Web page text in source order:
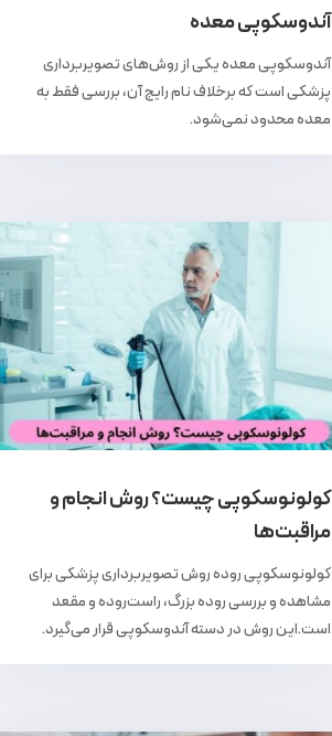
آندوسکوپی معده
آندوسکوپی معده یکی از روش‌های تصویربرداری
پزشکی است که برخلاف نام رایج آن، بررسی فقط به
معده محدود نمی‌شود.
کولونوسکوپی چیست؟ روش انجام و
مراقبت‌ها
کولونوسکوپی روده روش تصویربرداری پزشکی برای
مشاهده و بررسی روده بزرگ، راست‌روده و مقعد
است.این روش در دسته آندوسکوپی قرار می‌گیرد.